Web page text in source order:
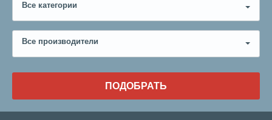
Все категории
Все производители
ПОДОБРАТЬ